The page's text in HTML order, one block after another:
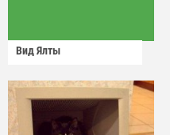
Вид Ялты